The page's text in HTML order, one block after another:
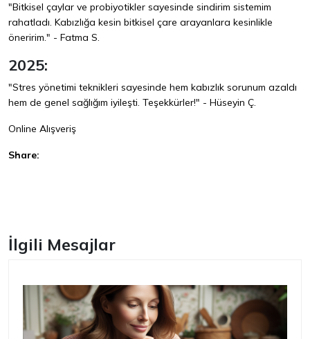
"Bitkisel çaylar ve probiyotikler sayesinde sindirim sistemim
rahatladı. Kabızlığa kesin bitkisel çare arayanlara kesinlikle
öneririm." - Fatma S.
2025:
"Stres yönetimi teknikleri sayesinde hem kabızlık sorunum azaldı
hem de genel sağlığım iyileşti. Teşekkürler!" - Hüseyin Ç.
Online Alışveriş
Share:
İlgili Mesajlar